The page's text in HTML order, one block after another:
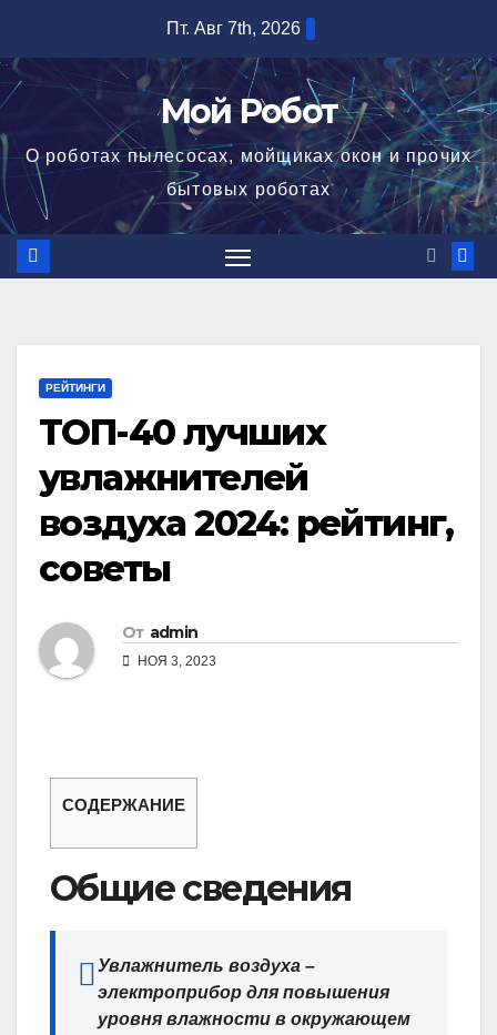
содержимому
Пт. Авг 7th, 2026
Мой Робот
О роботах пылесосах, мойщиках окон и прочих
бытовых роботах
РЕЙТИНГИ
ТОП-40 лучших
увлажнителей
воздуха 2024: рейтинг,
советы
От admin
НОЯ 3, 2023
СОДЕРЖАНИЕ
Общие сведения
Увлажнитель воздуха –
электроприбор для повышения
уровня влажности в окружающем